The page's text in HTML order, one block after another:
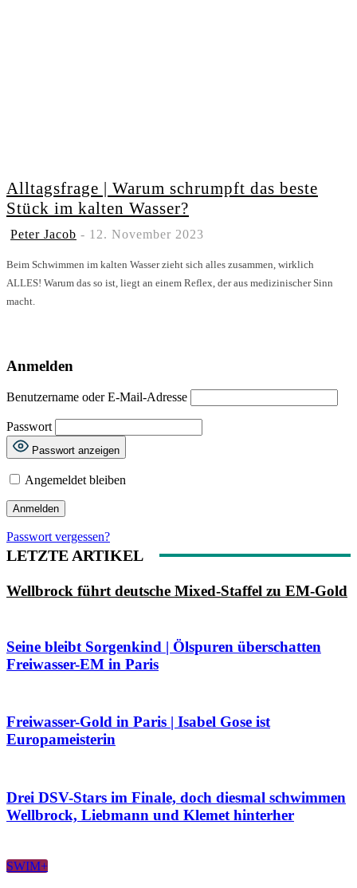
Alltagsfrage | Warum schrumpft das beste
Stück im kalten Wasser?
Peter Jacob - 12. November 2023
Beim Schwimmen im kalten Wasser zieht sich alles zusammen, wirklich
ALLES! Warum das so ist, liegt an einem Reflex, der aus medizinischer Sinn
macht.
Anmelden
Benutzername oder E-Mail-Adresse
Passwort
Passwort anzeigen
Angemeldet bleiben
Passwort vergessen?
LETZTE ARTIKEL
Wellbrock führt deutsche Mixed-Staffel zu EM-Gold
Seine bleibt Sorgenkind | Ölspuren überschatten
Freiwasser-EM in Paris
Freiwasser-Gold in Paris | Isabel Gose ist
Europameisterin
Drei DSV-Stars im Finale, doch diesmal schwimmen
Wellbrock, Liebmann und Klemet hinterher
SWIM+